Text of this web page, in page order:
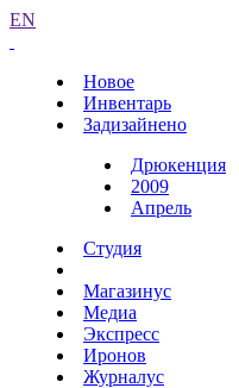
EN
Новое
Инвентарь
Задизайнено
Дрюкенция
2009
Апрель
Студия
Магазинус
Медиа
Экспресс
Иронов
Журналус